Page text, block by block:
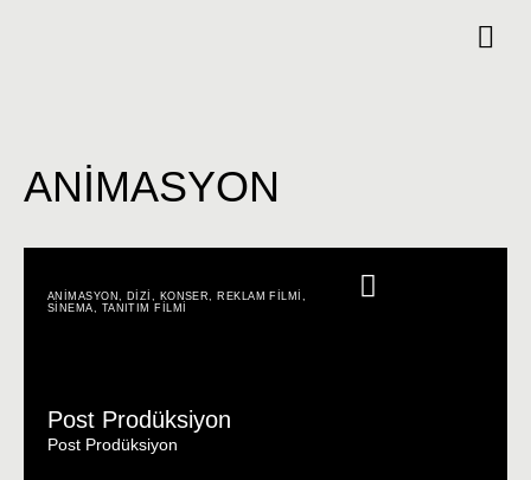
ANİMASYON
ANİMASYON DİZİ KONSER REKLAM FİLMİ
SİNEMA
TANITIM FİLMİ
Post Prodüksiyon
Post Prodüksiyon